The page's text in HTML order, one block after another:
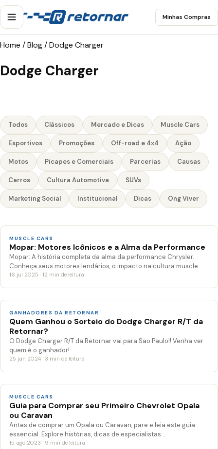
Minhas Compras
Home /Blog/Dodge Charger
Dodge Charger
Todos Clássicos Mercado e Dicas Muscle Cars
Esportivos Promoções Off-road e 4x4 Ação
Motos Picapes e Comerciais Parcerias Causas
Carros Cultura Automotiva SUVs
Marketing Social Institucional Dicas Ong Viver
MUSCLE CARS
Mopar: Motores Icônicos e a Alma da Performance
Mopar: A história completa da alma da performance Chrysler.
Conheça seus motores lendários, o impacto na cultura muscle…
16 jul 2025 · 12 min de leitura
GANHADORES DA RETORNAR
Quem Ganhou o Sorteio do Dodge Charger R/T da
Retornar?
O Dodge Charger R/T da Retornar vai para São Paulo!! Venha ver
quem é o ganhador!
25 jan 2024 · 3 min de leitura
MUSCLE CARS
Guia para Comprar seu Primeiro Chevrolet Opala
ou Caravan
Antes de comprar um Opala ou Caravan, pare e leia este guia
essencial. Explore histórias, dicas de especialistas…
15 ago 2023 · 9 min de leitura